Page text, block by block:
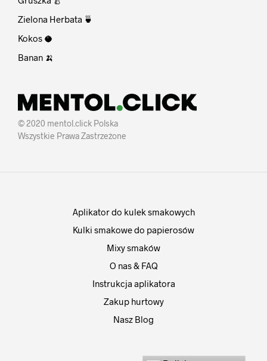
Zielona Herbata 🍵
Kokos 🥥
Banan 🍌
© 2020 mentol.click Polska
Wszystkie Prawa Zastrzeżone
Aplikator do kulek smakowych
Kulki smakowe do papierosów
Mixy smaków
O nas & FAQ
Instrukcja aplikatora
Zakup hurtowy
Nasz Blog